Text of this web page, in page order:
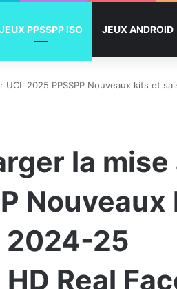
JEUX PPSSPP ISO JEUX ANDROID
UCL 2025 PPSSPP Nouveaux kits et
la mise
2024-25
Real